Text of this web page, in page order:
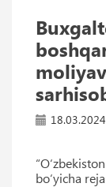
18.03.2024
bo‘yicha